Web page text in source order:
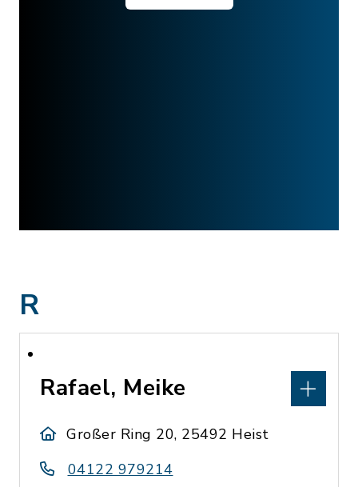
R
Rafael, Meike
Großer Ring 20, 25492 Heist
04122 979214